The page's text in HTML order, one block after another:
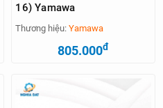
16) Yamawa
Thương hiệu:Yamawa
805.000đ